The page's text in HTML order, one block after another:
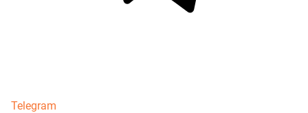
Telegram